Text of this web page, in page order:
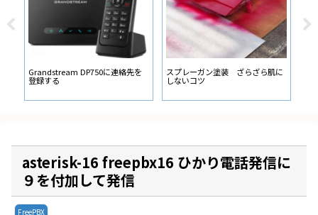
Grandstream DP750に連絡先を
登録する
スプレーガン塗装 ざらざら肌に
しないコツ
ム
asterisk-16 freepbx16 ひかり電話発信に
９を付加して発信
FreePBX